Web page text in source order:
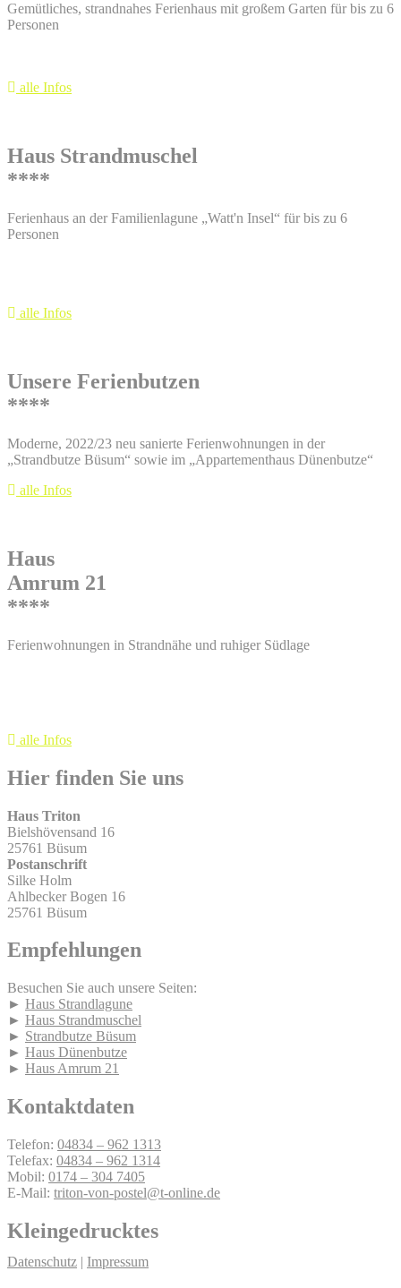
Gemütliches, strandnahes Ferienhaus mit großem Garten für bis zu 6
Personen
alle Infos
Haus Strandmuschel
****
Ferienhaus an der Familienlagune „Watt'n Insel“ für bis zu 6
Personen
alle Infos
Unsere Ferienbutzen
****
Moderne, 2022/23 neu sanierte Ferienwohnungen in der
„Strandbutze Büsum“ sowie im „Appartementhaus Dünenbutze“
alle Infos
Haus
Amrum 21
****
Ferienwohnungen in Strandnähe und ruhiger Südlage
alle Infos
Hier finden Sie uns
Haus Triton
Bielshövensand 16
25761 Büsum
Postanschrift
Silke Holm
Ahlbecker Bogen 16
25761 Büsum
Empfehlungen
Besuchen Sie auch unsere Seiten:
► Haus Strandlagune
► Haus Strandmuschel
► Strandbutze Büsum
► Haus Dünenbutze
► Haus Amrum 21
Kontaktdaten
Telefon: 04834 – 962 1313
Telefax: 04834 – 962 1314
Mobil: 0174 – 304 7405
E-Mail: triton-von-postel@t-online.de
Kleingedrucktes
Datenschutz | Impressum